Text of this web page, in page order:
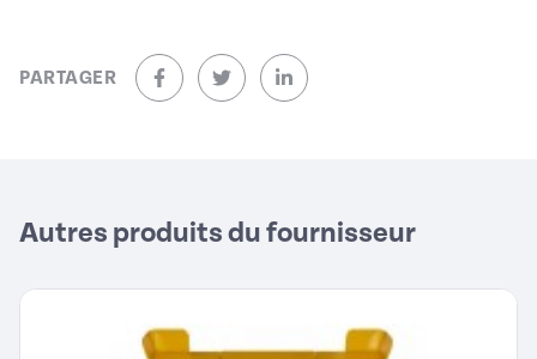
PARTAGER
sur Facebook (nouvelle fenêtre)
sur Twitter (nouvelle fenêtre)
sur Linkedin (nouvelle fenêtre)
Autres produits du fournisseur